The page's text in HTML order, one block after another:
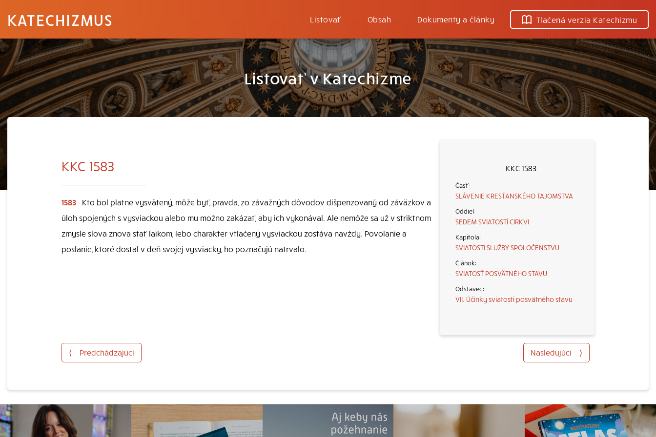
KATECHIZMUS Listovať Obsah Dokumenty a články Tlačená verzia Katechizmu
Listovať v Katechizme
KKC 1583
SLÁVENIE KRESŤANSKÉHO TAJOMSTVA
SEDEM SVIATOSTÍ CIRKVI
SVIATOSTI SLUŽBY SPOLOČENSTVU
SVIATOSŤ POSVÄTNÉHO STAVU
VII. Účinky sviatosti posvätného stavu
KKC 1583
1583
Kto bol platne vysvätený, môže byť, pravda, zo závažných dôvodov dišpenzovaný od záväzkov a
úloh spojených s vysviackou alebo mu možno zakázať, aby ich vykonával. Ale nemôže sa už v striktnom
zmysle slova znova stať laikom, lebo charakter vtlačený vysviackou zostáva navždy. Povolanie a
poslanie, ktoré dostal v deň svojej vysviacky, ho poznačujú natrvalo.
⟨ Predchádzajúci Nasledujúci ⟩